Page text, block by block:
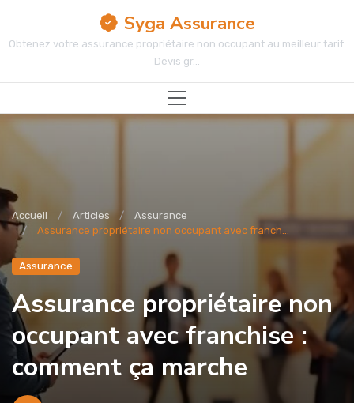
Syga Assurance
Obtenez votre assurance propriétaire non occupant au meilleur tarif.
Devis gr...
Accueil Articles
Assurance
Assurance propriétaire non occupant avec franch...
Assurance
Assurance propriétaire non
occupant avec franchise :
comment ça marche